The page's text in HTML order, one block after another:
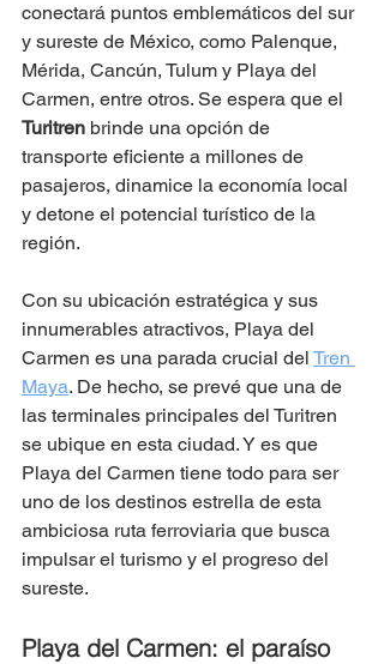
conectará puntos emblemáticos del sur
y sureste de México, como Palenque,
Mérida, Cancún, Tulum y Playa del
Carmen, entre otros. Se espera que el
Turitren brinde una opción de
transporte eficiente a millones de
pasajeros, dinamice la economía local
y detone el potencial turístico de la
región.
Con su ubicación estratégica y sus
innumerables atractivos, Playa del
Carmen es una parada crucial del Tren
Maya. De hecho, se prevé que una de
las terminales principales del Turitren
se ubique en esta ciudad. Y es que
Playa del Carmen tiene todo para ser
uno de los destinos estrella de esta
ambiciosa ruta ferroviaria que busca
impulsar el turismo y el progreso del
sureste.
Playa del Carmen: el paraíso